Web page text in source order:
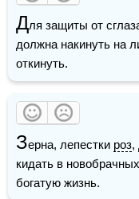
Для защиты от
должна накинуть на
откинуть.
Зерна, лепестки роз,
кидать в
богатую жизнь.